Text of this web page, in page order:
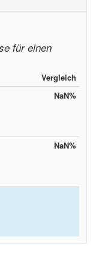
für einen
Vergleich
NaN%
NaN%